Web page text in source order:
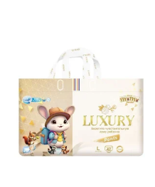
: Dễ dàng
Bảo quản nơi khô ráo, thoáng
để giữ trọn chất lượng sản phẩm.
Gạc hươu Pang Pang Hàn
sung dinh dưỡng tự nhiên cho
xương khớp và tăng cường
bảo từ Hàn Quốc và cách sử
đáng có mặt trong chế độ
đình. Hãy để gạc hươu Pang